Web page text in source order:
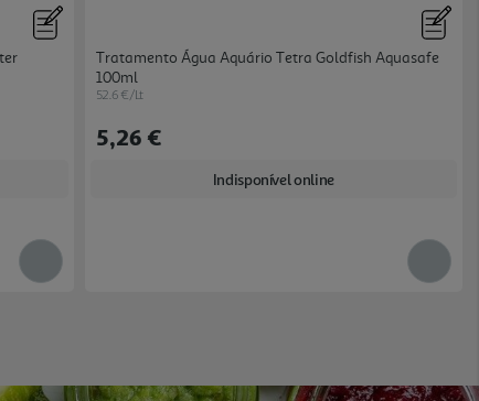
Tratamento Água Aquário Tetra Goldfish Aquasafe
100ml
52.6 €/Lt
5,26 €
Indisponível online